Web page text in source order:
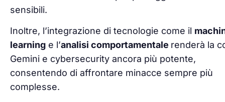
sensibili.
Inoltre, l’integrazione di tecnologie come il
learning e l’analisi comportamentale renderà la
Gemini e cybersecurity ancora più potente,
consentendo di affrontare minacce sempre più
complesse.